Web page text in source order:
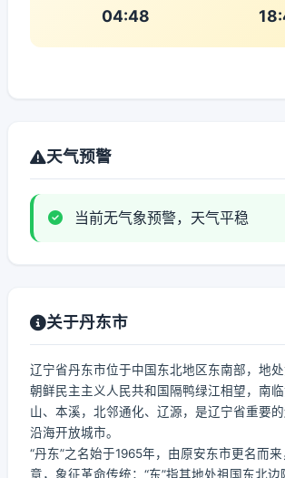
04:48
天气预警
当前无气象预警，天气平稳
关于丹东市
辽宁省丹东市位于中国东北地区东南部，地
朝鲜民主主义人民共和国隔鸭绿江相望，南
山、本溪，北邻通化、辽源，是辽宁省重要
沿海开放城市。
“丹东”之名始于1965年，由原安东市更名而来
意，象征革命传统；“东”指其地处祖国东北